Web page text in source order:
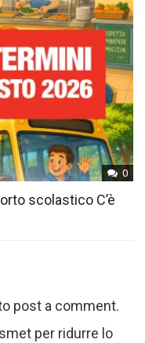
0
scolastico C’è
post a comment.
per ridurre lo